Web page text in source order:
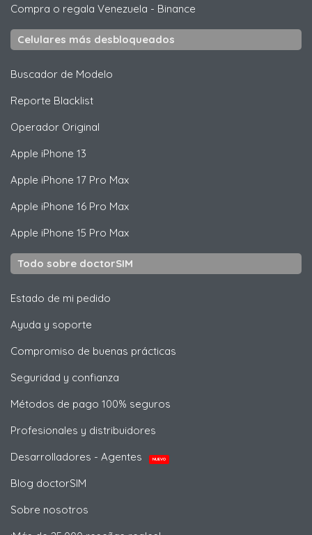
Compra o regala Venezuela - Binance
Celulares más desbloqueados
Buscador de Modelo
Reporte Blacklist
Operador Original
Apple iPhone 13
Apple iPhone 17 Pro Max
Apple iPhone 16 Pro Max
Apple iPhone 15 Pro Max
Todo sobre doctorSIM
Estado de mi pedido
Ayuda y soporte
Compromiso de buenas prácticas
Seguridad y confianza
Métodos de pago 100% seguros
Profesionales y distribuidores
Desarrolladores - Agentes
NUEVO
Blog doctorSIM
Sobre nosotros